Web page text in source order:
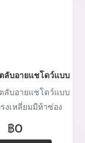
บอายแชโดว์แบบโปร่
บอายแชโดว์แบบ
งเหลี่ยมมีห้าซ่อง
฿0